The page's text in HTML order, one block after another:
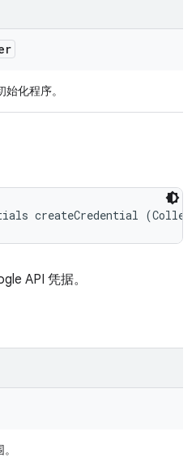
化程序。
createCredential
API 凭据。